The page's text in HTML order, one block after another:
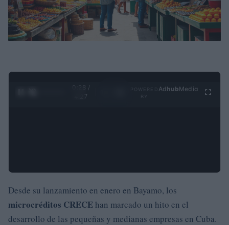
0:29 /
4:27
Ad hubMedia
Desde su lanzamiento en enero en Bayamo, los
microcréditos CRECE han marcado un hito en el
desarrollo de las pequeñas y medianas empresas en Cuba.